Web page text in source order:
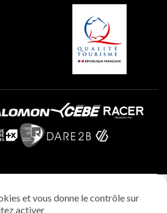
et vous donne le contrôle sur
activer